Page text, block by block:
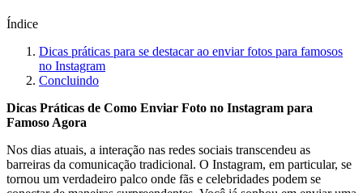
Índice
Dicas práticas para‌ se destacar ao enviar fotos para⁢ famosos
no Instagram
Concluindo
Dicas Práticas de ​Como ⁤Enviar Foto no⁣ Instagram para
Famoso Agora
Nos dias atuais, a interação nas ⁤redes⁣ sociais transcendeu as ​
barreiras da comunicação tradicional. O Instagram,⁤ em ​particular, se ​
tornou um verdadeiro palco onde fãs⁤ e celebridades‍ podem se⁢